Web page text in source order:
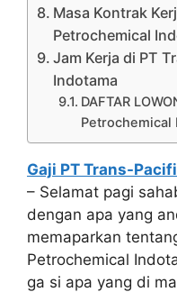
Masa Kontrak
Petrochemical
Jam Kerja di PT
Indotama
DAFTAR
Petrochemical
Gaji PT Trans-
– Selamat pagi
dengan apa yang
memaparkan
Petrochemical
ga si apa yang di